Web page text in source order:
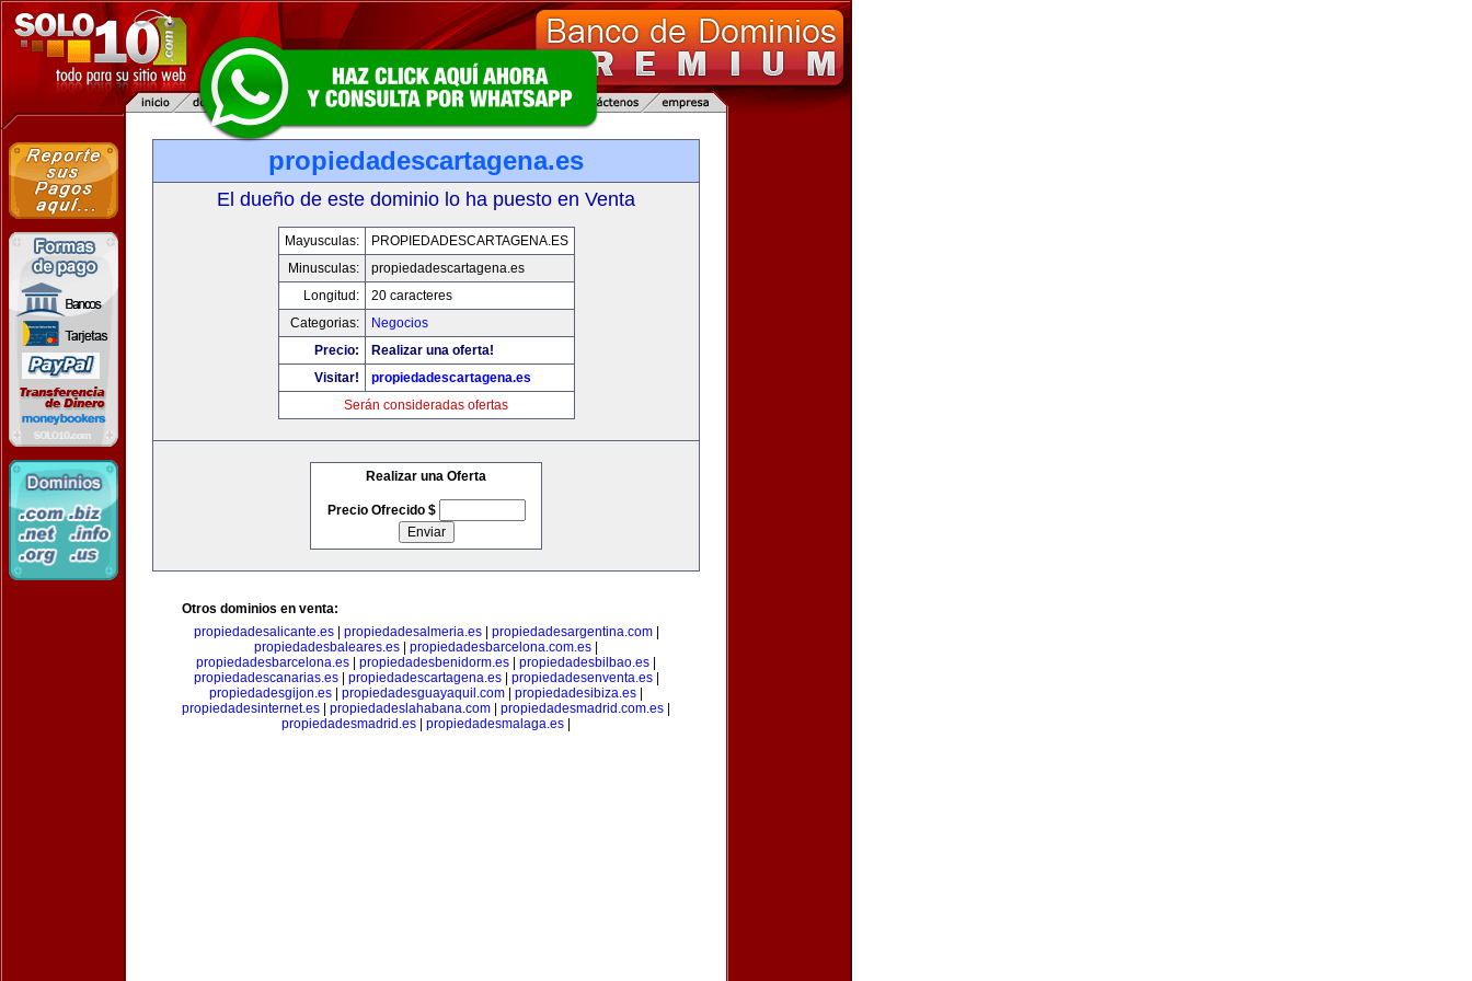
propiedadescartagena.es
El dueño de este dominio lo ha puesto en Venta
Mayusculas:
PROPIEDADESCARTAGENA.ES
Minusculas:
propiedadescartagena.es
Longitud:
20 caracteres
Categorias:
Negocios
Precio:
Realizar una oferta!
Visitar!
propiedadescartagena.es
Serán consideradas ofertas
Realizar una Oferta
Precio Ofrecido $
Otros dominios en venta:
propiedadesalicante.es| propiedadesalmeria.es| propiedadesargentina.com|
propiedadesbaleares.es
propiedadesbarcelona.com.es
propiedadesbarcelona.es
propiedadesbenidorm.es propiedadesbilbao.es
propiedadescanarias.es| propiedadescartagena.es| propiedadesenventa.es|
propiedadesgijon.es
propiedadesguayaquil.com propiedadesibiza.es
propiedadesinternet.es
propiedadeslahabana.com propiedadesmadrid.com.es
propiedadesmadrid.es
propiedadesmalaga.es